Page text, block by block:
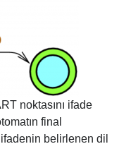
noktasını ifade
final
belirlenen dil